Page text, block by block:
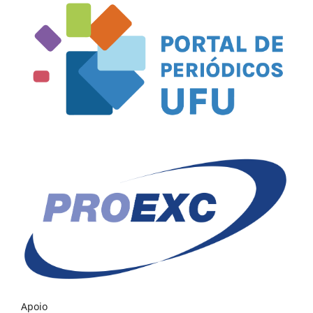
Apoio